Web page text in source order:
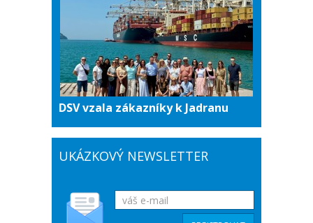
DSV vzala zákazníky k Jadranu
UKÁZKOVÝ NEWSLETTER